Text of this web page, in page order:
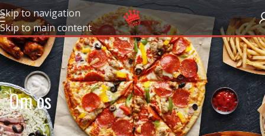
Skip to navigation
Skip to main content
Om os